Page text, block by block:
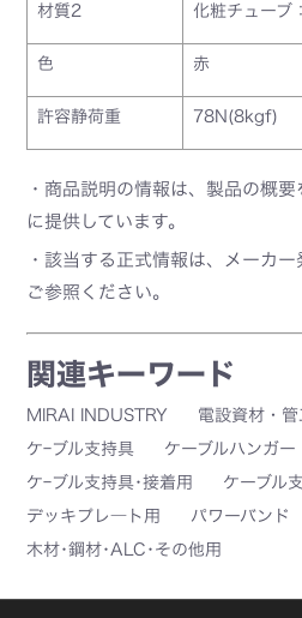
材質2 化粧チューブ
色 赤
許容静荷重 78N(8kgf)
・商品説明の情報は、製品の概
に提供しています。
・該当する正式情報は、メーカ
ご参照ください。
関連キーワード
MIRAI INDUSTRY
電設資材・
ケｰブル支持具
ケーブルハンガー
ケｰブル支持具･接着用
ケーブル
デッキプレ―ト用
パワーバンド
木材･鋼材･ALC･その他用